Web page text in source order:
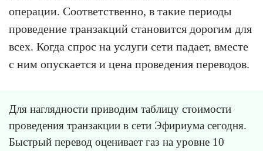
операции. Соответственно, в такие периоды
проведение транзакций становится дорогим для
всех. Когда спрос на услуги сети падает, вместе
с ним опускается и цена проведения переводов.
Для наглядности приводим таблицу стоимости
проведения транзакции в сети Эфириума сегодня.
Быстрый перевод оценивает газ на уровне 10